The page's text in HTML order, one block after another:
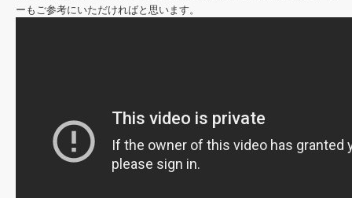
ーもご参考にいただければと思います。